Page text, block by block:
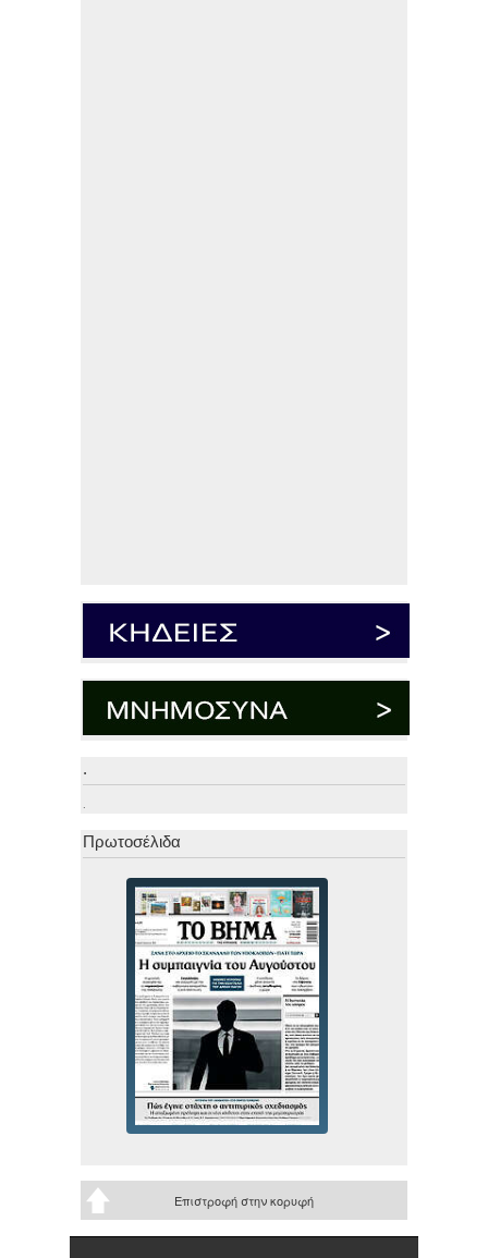
.
.
Πρωτοσέλιδα
Επιστροφή στην κορυφή